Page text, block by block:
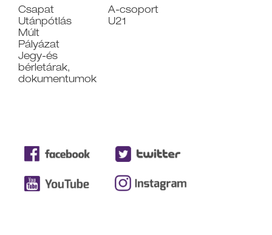
Csapat
Utánpótlás
Múlt
Pályázat
Jegy-és
bérletárak,
dokumentumok
A-csoport
U21